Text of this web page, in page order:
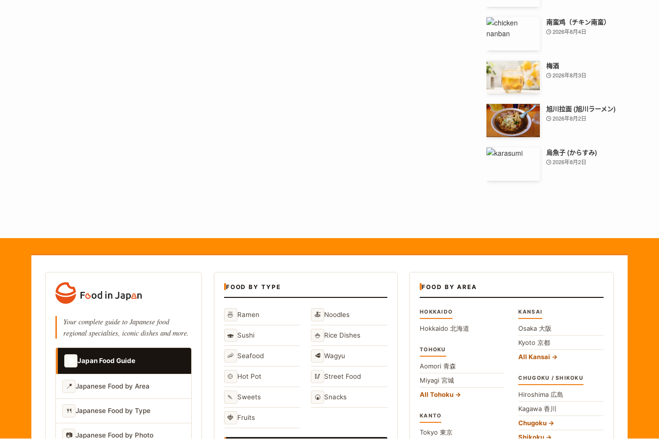
南蛮鸡（チキン南蛮）
2026年8月4日
梅酒
2026年8月3日
旭川拉面 (旭川ラーメン)
2026年8月2日
烏魚子 (からすみ)
2026年8月2日
Your complete guide to Japanese food
regional specialties, iconic dishes and more.
Japan Food Guide
📍 Japanese Food by Area
🍴 Japanese Food by Type
📷 Japanese Food by Photo
FOOD BY TYPE
🍜 Ramen 🍝 Noodles
🍣 Sushi 🍚 Rice Dishes
🦐 Seafood 🥩 Wagyu
🍲 Hot Pot 🥢 Street Food
🍡 Sweets 🍘 Snacks
🍓 Fruits
FOOD BY AREA
HOKKAIDO
Hokkaido 北海道
TOHOKU
Aomori 青森
Miyagi 宮城
All Tohoku
KANTO
Tokyo 東京
KANSAI
Osaka 大阪
Kyoto京都
All Kansai
CHUGOKU / SHIKOKU
Hiroshima 広島
Kagawa香川
Chugoku
Shikoku